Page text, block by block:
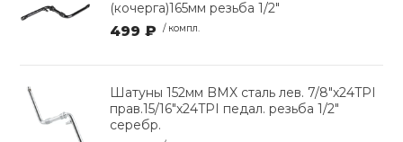
(кочерга)165мм резьба 1/2"
499 ₽ / компл.
Шатуны 152мм BMX сталь лев. 7/8"х24TPI
прав.15/16"х24TPI педал. резьба 1/2"
серебр.